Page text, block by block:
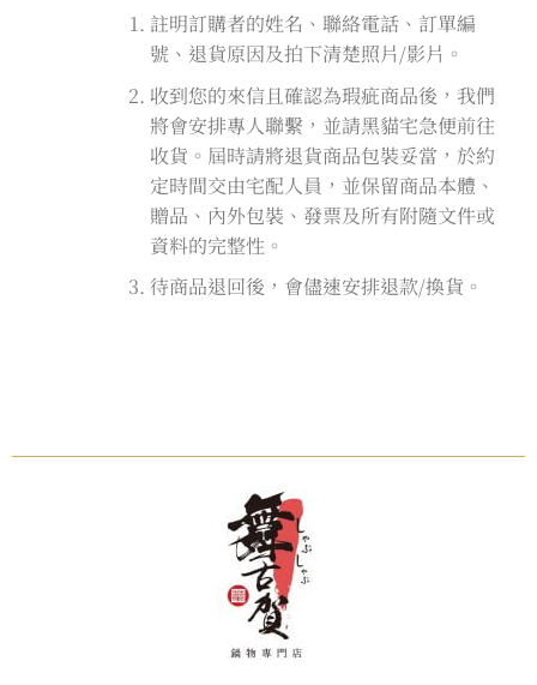
註明訂購者的姓名、聯絡電話、訂單編
號、退貨原因及拍下清楚照片/影片。
收到您的來信且確認為瑕疵商品後，我們
將會安排專人聯繫，並請黑貓宅急便前往
收貨。屆時請將退貨商品包裝妥當，於約
定時間交由宅配人員，並保留商品本體、
贈品、內外包裝、發票及所有附隨文件或
資料的完整性。
待商品退回後，會儘速安排退款/換貨。